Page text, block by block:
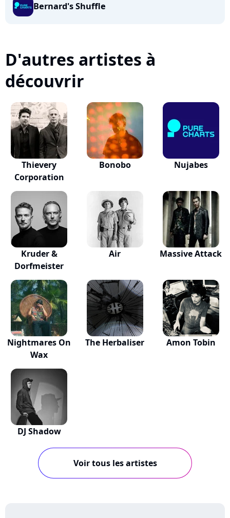
Bernard's Shuffle
D'autres artistes à
découvrir
Thievery
Corporation
Bonobo Nujabes
Kruder &
Dorfmeister
Air Massive Attack
Nightmares On
Wax
The Herbaliser Amon Tobin
DJ Shadow
Voir tous les artistes